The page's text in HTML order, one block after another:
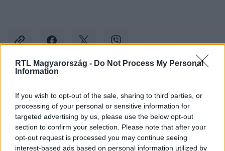
RTL Magyarország - Do Not Process My Personal
Information
If you wish to opt-out of the sale, sharing to third parties, or
processing of your personal or sensitive information for
targeted advertising by us, please use the below opt-out
section to confirm your selection. Please note that after your
opt-out request is processed you may continue seeing
interest-based ads based on personal information utilized by
Facebookon is!
Követem